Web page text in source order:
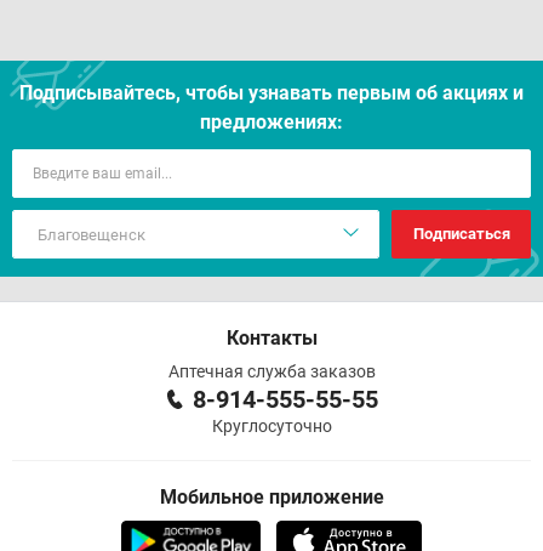
Подписывайтесь, чтобы узнавать первым об акцияx и
предложениях:
Подписаться
Контакты
Аптечная служба заказов
8-914-555-55-55
Круглосуточно
Мобильное приложение